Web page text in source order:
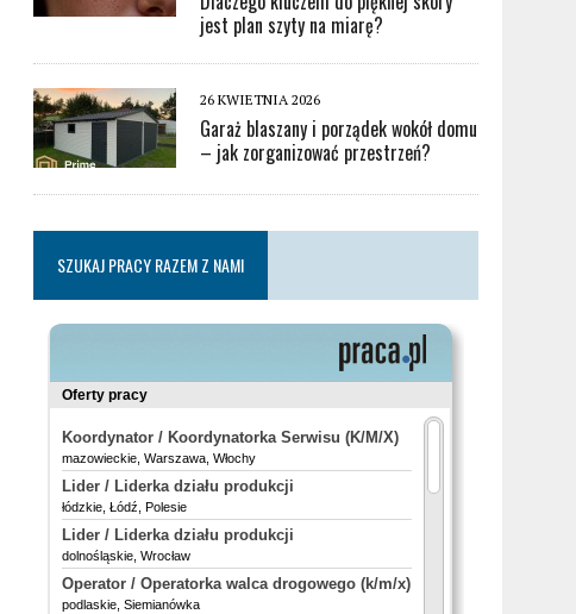
jest plan szyty na miarę?
26 KWIETNIA 2026
Garaż blaszany i porządek wokół domu
– jak zorganizować przestrzeń?
SZUKAJ PRACY RAZEM Z NAMI